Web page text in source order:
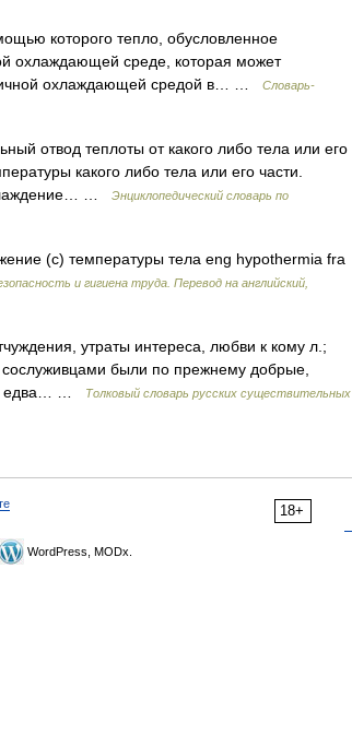
которого тепло, обусловленное
охлаждающей среде, которая может
охлаждающей средой в… …
Словарь-
отвод теплоты от какого либо тела или его
какого либо тела или его части.
…
Энциклопедический словарь по
(с) температуры тела eng hypothermia fra
и гигиена труда. Перевод на английский,
утраты интереса, любви к кому л.;
были по прежнему добрые,
едва… …
Толковый словарь русских существительных
18+
WordPress, MODx.